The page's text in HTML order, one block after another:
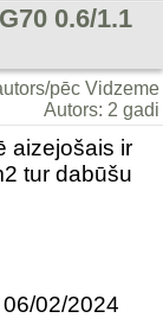
0.6/1.1
pēc Vidzeme
Autors: 2 gadi
aizejošais ir
tur dabūšu
02/2024